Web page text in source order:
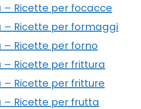
– Ricette per focacce
– Ricette per formaggi
– Ricette per forno
– Ricette per frittura
– Ricette per fritture
– Ricette per frutta